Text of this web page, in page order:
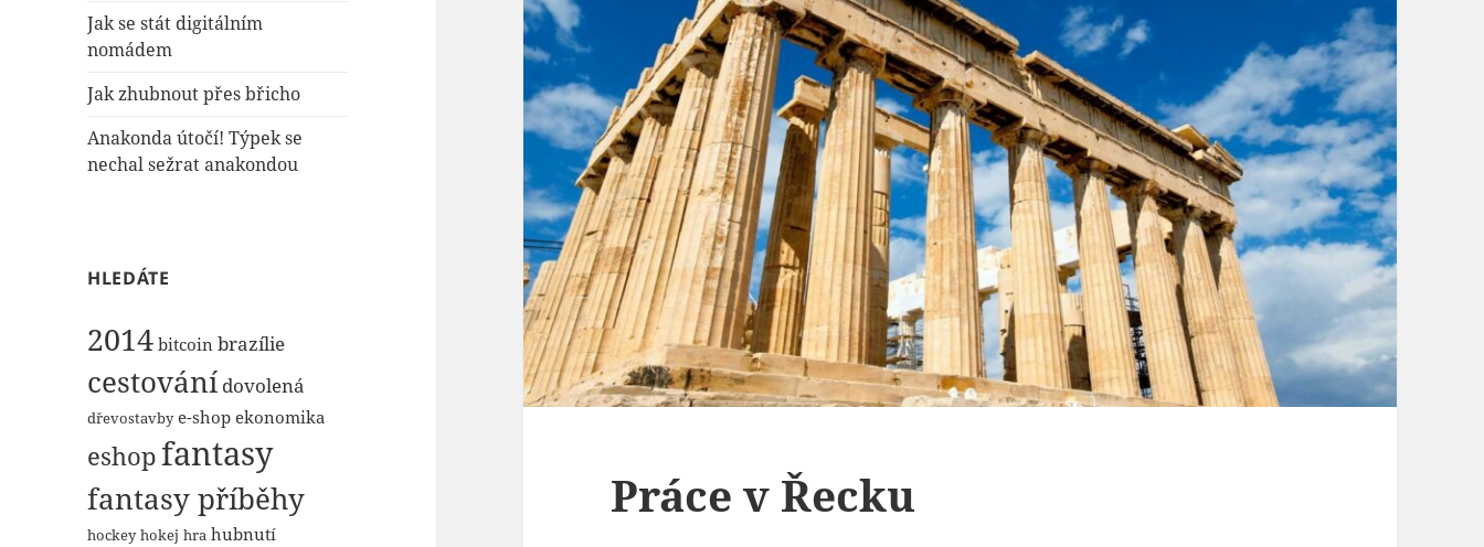
Jak se stát digitálním
nomádem
Jak zhubnout přes břicho
Anakonda útočí! Týpek se
nechal sežrat anakondou
HLEDÁTE
2014 bitcoin brazílie
cestování dovolená
dřevostavby e-shop ekonomika
eshopfantasy
fantasy příběhy
hockey hokej hra hubnutí
Práce v Řecku